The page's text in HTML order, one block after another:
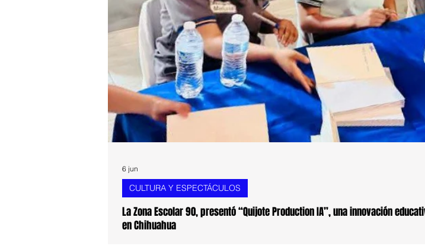
La Zona Escolar 90, presentó “Quijote Production IA”, una innovación educativa que fomenta la creatividad y el Uso responsable de la tecnología
en Chihuahua
CULTURA Y ESPECTÁCULOS
6 jun